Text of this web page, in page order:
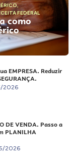
,
FEDERAL
como
EMPRESA. Reduzir
2026
DE VENDA. Passo a
PLANILHA
2026